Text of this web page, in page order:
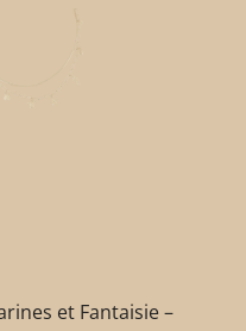
et Fantaisie –